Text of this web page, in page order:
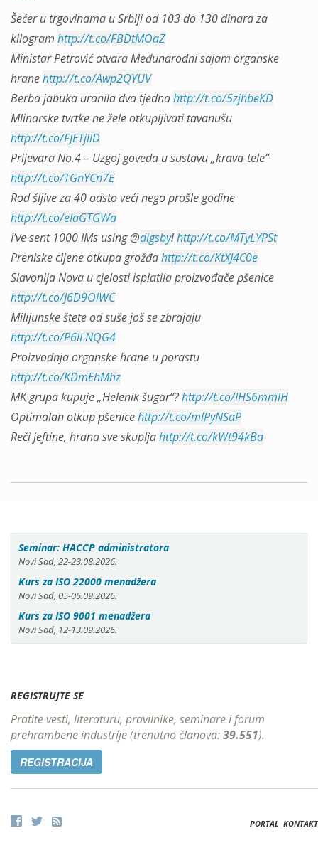
Šećer u trgovinama u Srbiji od 103 do 130 dinara za
kilogram http://t.co/FBDtMOaZ
Ministar Petrović otvara Međunarodni sajam organske
hranehttp://t.co/Awp2QYUV
Berba jabuka uranila dva tjednahttp://t.co/5zjhbeKD
Mlinarske tvrtke ne žele otkupljivati tavanušu
http://t.co/FJETjllD
Prijevara No.4 – Uzgoj goveda u sustavu „krava-tele“
http://t.co/TGnYCn7E
Rod šljive za 40 odsto veći nego prošle godine
http://t.co/eIaGTGWa
I’ve sent 1000 IMs using @digsby!http://t.co/MTyLYPSt
Preniske cijene otkupa grožđahttp://t.co/KtXJ4C0e
Slavonija Nova u cjelosti isplatila proizvođače pšenice
http://t.co/J6D9OlWC
Milijunske štete od suše još se zbrajaju
http://t.co/P6lLNQG4
Proizvodnja organske hrane u porastu
http://t.co/KDmEhMhz
MK grupa kupuje „Helenik šugar“?http://t.co/IHS6mmlH
Optimalan otkup pšenicehttp://t.co/mlPyNSaP
Reči jeftine, hrana sve skupljahttp://t.co/kWt94kBa
Seminar: HACCP administratora
Novi Sad, 22-23.08.2026.
Kurs za ISO 22000 menadžera
Novi Sad, 05-06.09.2026.
Kurs za ISO 9001 menadžera
Novi Sad, 12-13.09.2026.
REGISTRUJTE SE
Pratite vesti, literaturu, pravilnike, seminare i forum
prehrambene industrije (trenutno članova:39.551).
REGISTRACIJA
PORTAL KONTAKT